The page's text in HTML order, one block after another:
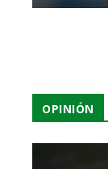
OPINIÓN